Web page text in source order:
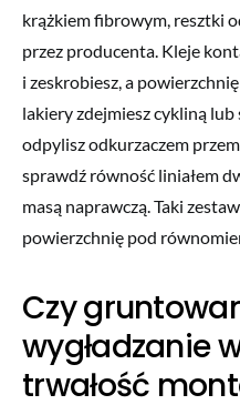
krążkiem fibrowym, resztki
przez producenta. Kleje
i zeskrobiesz, a
lakiery zdejmiesz cykliną
odpylisz odkurzaczem
sprawdź równość liniałem
masą naprawczą. Taki
powierzchnię pod
Czy
wygładzanie
trwałość